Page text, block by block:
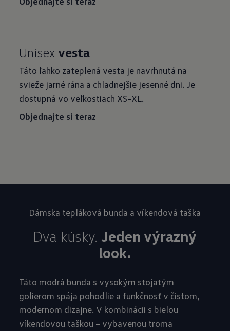
Unisex vesta
Táto ľahko zateplená vesta je navrhnutá na
svieže jarné rána a chladnejšie jesenné dni. Je
dostupná vo veľkostiach XS–XL.
Objednajte si teraz
Dámska tepláková bunda a víkendová taška
Dva kúsky. Jeden výrazný
look.
Táto modrá bunda s vysokým stojatým
golierom spája pohodlie a funkčnosť v čistom,
modernom dizajne. V kombinácii s bielou
víkendovou taškou – vybavenou troma